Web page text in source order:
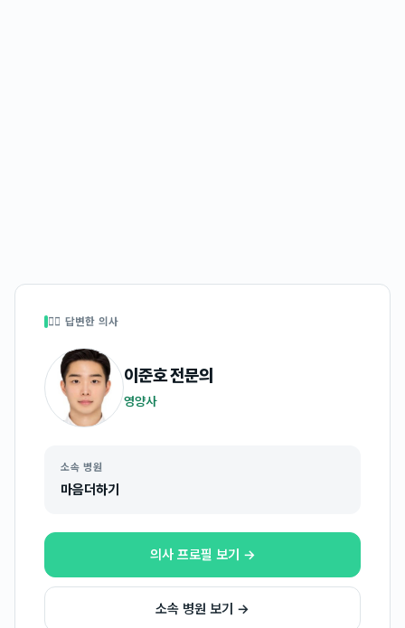
👩‍⚕️ 답변한 의사
이준호전문의
영양사
소속 병원
마음더하기
의사 프로필 보기 →
소속 병원 보기 →